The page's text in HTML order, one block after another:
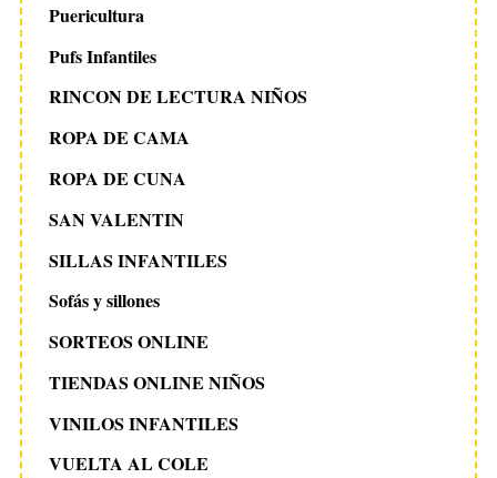
Puericultura
Pufs Infantiles
RINCON DE LECTURA NIÑOS
ROPA DE CAMA
ROPA DE CUNA
SAN VALENTIN
SILLAS INFANTILES
Sofás y sillones
SORTEOS ONLINE
TIENDAS ONLINE NIÑOS
VINILOS INFANTILES
VUELTA AL COLE